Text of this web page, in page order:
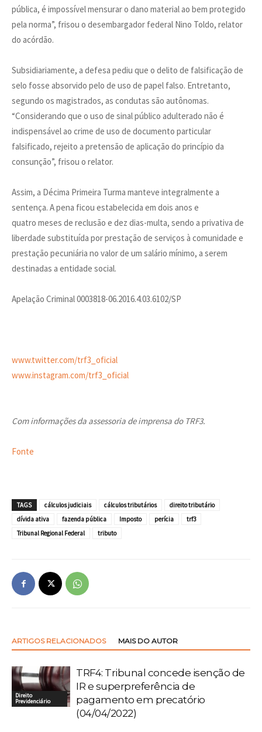
pública, é impossível mensurar o dano material ao bem protegido
pela norma”, frisou o desembargador federal Nino Toldo, relator
do acórdão.
Subsidiariamente, a defesa pediu que o delito de falsificação de
selo fosse absorvido pelo de uso de papel falso. Entretanto,
segundo os magistrados, as condutas são autônomas.
“Considerando que o uso de sinal público adulterado não é
indispensável ao crime de uso de documento particular
falsificado, rejeito a pretensão de aplicação do princípio da
consunção”, frisou o relator.
Assim, a Décima Primeira Turma manteve integralmente a
sentença. A pena ficou estabelecida em dois anos e
quatro meses de reclusão e dez dias-multa, sendo a privativa de
liberdade substituída por prestação de serviços à comunidade e
prestação pecuniária no valor de um salário mínimo, a serem
destinadas a entidade social.
Apelação Criminal 0003818-06.2016.4.03.6102/SP
www.twitter.com/trf3_oficial
www.instagram.com/trf3_oficial
Com informações da assessoria de imprensa do TRF3.
Fonte
TAGS cálculos judiciais cálculos tributários
direito tributário
dívida ativa
fazenda pública Imposto perícia
trf3
Tribunal Regional Federal
tributo
ARTIGOS RELACIONADOS MAIS DO AUTOR
Direito
Previdenciário
TRF4: Tribunal concede isenção de
IR e superpreferência de
pagamento em precatório
(04/04/2022)